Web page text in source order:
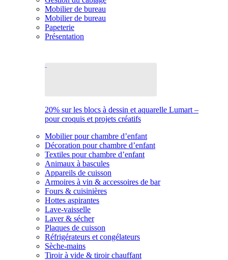
Mobilier de bureau
Mobilier de bureau
Papeterie
Présentation
20% sur les blocs à dessin et aquarelle Lumart –
pour croquis et projets créatifs
Mobilier pour chambre d’enfant
Décoration pour chambre d’enfant
Textiles pour chambre d’enfant
Animaux à bascules
Appareils de cuisson
Armoires à vin & accessoires de bar
Fours & cuisinières
Hottes aspirantes
Lave-vaisselle
Laver & sécher
Plaques de cuisson
Réfrigérateurs et congélateurs
Sèche-mains
Tiroir à vide & tiroir chauffant